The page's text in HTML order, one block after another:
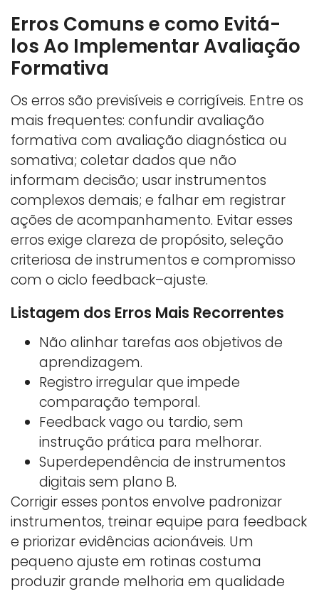
Erros Comuns e como Evitá-
los Ao Implementar Avaliação
Formativa
Os erros são previsíveis e corrigíveis. Entre os
mais frequentes: confundir avaliação
formativa com avaliação diagnóstica ou
somativa; coletar dados que não
informam decisão; usar instrumentos
complexos demais; e falhar em registrar
ações de acompanhamento. Evitar esses
erros exige clareza de propósito, seleção
criteriosa de instrumentos e compromisso
com o ciclo feedback–ajuste.
Listagem dos Erros Mais Recorrentes
Não alinhar tarefas aos objetivos de
aprendizagem.
Registro irregular que impede
comparação temporal.
Feedback vago ou tardio, sem
instrução prática para melhorar.
Superdependência de instrumentos
digitais sem plano B.
Corrigir esses pontos envolve padronizar
instrumentos, treinar equipe para feedback
e priorizar evidências acionáveis. Um
pequeno ajuste em rotinas costuma
produzir grande melhoria em qualidade